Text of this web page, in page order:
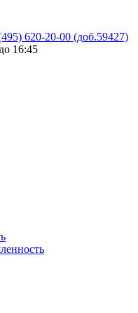
620-20-00 (доб.59427)
16:45